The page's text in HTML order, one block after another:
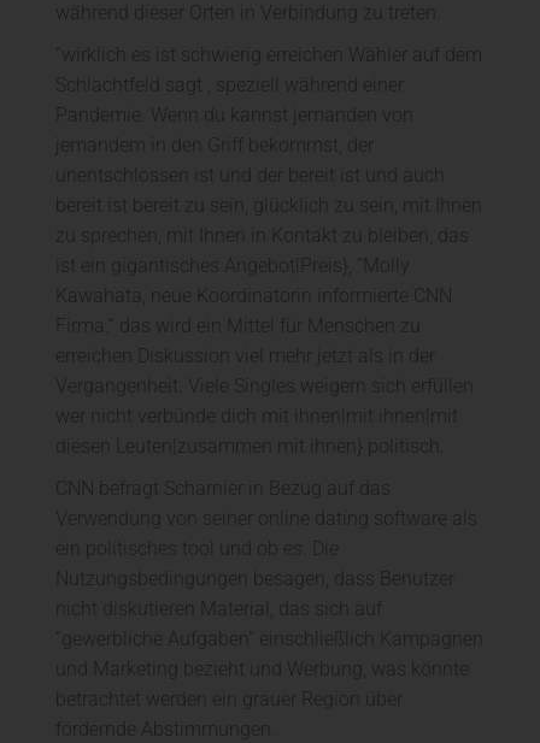
während dieser Orten in Verbindung zu treten.
“wirklich es ist schwierig erreichen Wähler auf dem
Schlachtfeld sagt , speziell während einer
Pandemie. Wenn du kannst jemanden von
jemandem in den Griff bekommst, der
unentschlossen ist und der bereit ist und auch
bereit ist bereit zu sein, glücklich zu sein, mit Ihnen
zu sprechen, mit Ihnen in Kontakt zu bleiben, das
ist ein gigantisches Angebot|Preis}, “Molly
Kawahata, neue Koordinatorin informierte CNN
Firma.” das wird ein Mittel für Menschen zu
erreichen Diskussion viel mehr jetzt als in der
Vergangenheit. Viele Singles weigern sich erfüllen
wer nicht verbünde dich mit ihnen|mit ihnen|mit
diesen Leuten|zusammen mit ihnen} politisch.
CNN befragt Scharnier in Bezug auf das
Verwendung von seiner online dating software als
ein politisches tool und ob es. Die
Nutzungsbedingungen besagen, dass Benutzer
nicht diskutieren Material, das sich auf
“gewerbliche Aufgaben” einschließlich Kampagnen
und Marketing bezieht und Werbung, was könnte
betrachtet werden ein grauer Region über
fördernde Abstimmungen.